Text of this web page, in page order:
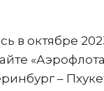
в октябре
–